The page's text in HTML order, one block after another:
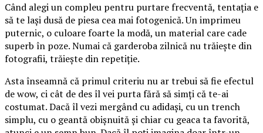
Când alegi un compleu pentru purtare frecventă, tentația e
să te lași dusă de piesa cea mai fotogenică. Un imprimeu
puternic, o culoare foarte la modă, un material care cade
superb în poze. Numai că garderoba zilnică nu trăiește din
fotografii, trăiește din repetiție.
Asta înseamnă că primul criteriu nu ar trebui să fie efectul
de wow, ci cât de des îl vei purta fără să simți că te-ai
costumat. Dacă îl vezi mergând cu adidași, cu un trench
simplu, cu o geantă obișnuită și chiar cu geaca ta favorită,